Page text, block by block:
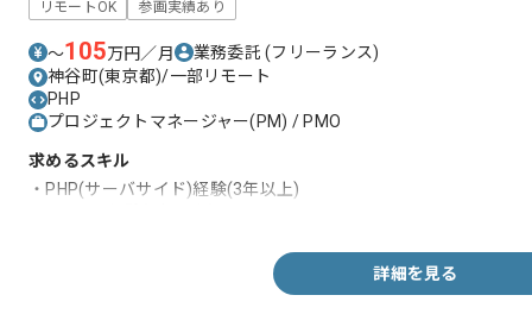
リモートOK 参画実績あり
〜105万円／月 業務委託(フリーランス)
神谷町(東京都)/一部リモート
PHP
プロジェクトマネージャー(PM) / PMO
求めるスキル
・PHP(サーバサイド)経験(3年以上)
詳細を見る